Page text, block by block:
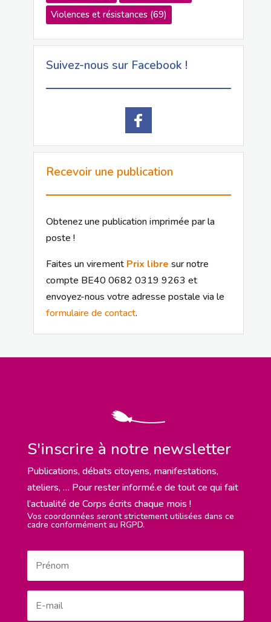
Violences et résistances(69)
Suivez-nous sur Facebook !
Recevoir une publication
Obtenez une publication imprimée par la
poste !
Faites un virement Prix libre sur notre
compte BE40 0682 0319 9263 et
envoyez-nous votre adresse postale via le
formulaire de contact.
S'inscrire à notre newsletter
Publications, débats citoyens, manifestations,
ateliers, … Pour rester informé.e de tout ce qui fait
l’actualité de Corps écrits chaque mois !
Vos coordonnées seront strictement utilisées dans ce
cadre conformément au RGPD.